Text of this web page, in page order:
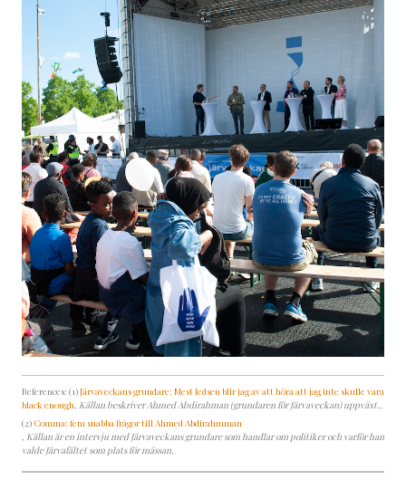
References: (1)Järvaveckans grundare: Mest ledsen blir jag av att höra att jag inte skulle vara
black enough , Källan beskriver Ahmed Abdirahman (grundaren för Järvaveckan) uppväxt.
(2) Comma: fem snabba frågor till Ahmed Abdirahmman
, Källan är en intervju med Järvaveckans grundare som handlar om politiker och varför han
valde Järvafältet som plats för mässan.